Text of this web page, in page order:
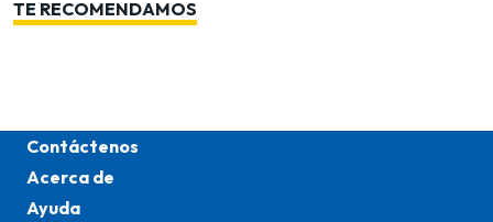
TE RECOMENDAMOS
Contáctenos
Acerca de
Ayuda